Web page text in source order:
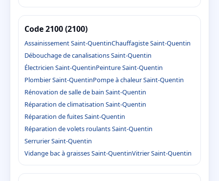
Code 2100 (2100)
Assainissement Saint-QuentinChauffagiste Saint-Quentin
Débouchage de canalisations Saint-Quentin
Électricien Saint-QuentinPeinture Saint-Quentin
Plombier Saint-QuentinPompe à chaleur Saint-Quentin
Rénovation de salle de bain Saint-Quentin
Réparation de climatisation Saint-Quentin
Réparation de fuites Saint-Quentin
Réparation de volets roulants Saint-Quentin
Serrurier Saint-Quentin
Vidange bac à graisses Saint-QuentinVitrier Saint-Quentin